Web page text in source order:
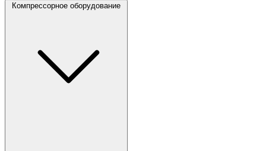
Компрессорное оборудование